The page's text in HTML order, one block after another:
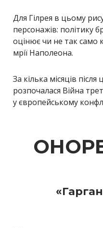
Для Гілрея в цьому
персонажів: політику
оцінює чи не так само
мрії Наполеона.
За кілька місяців після
розпочалася Війна
у європейському